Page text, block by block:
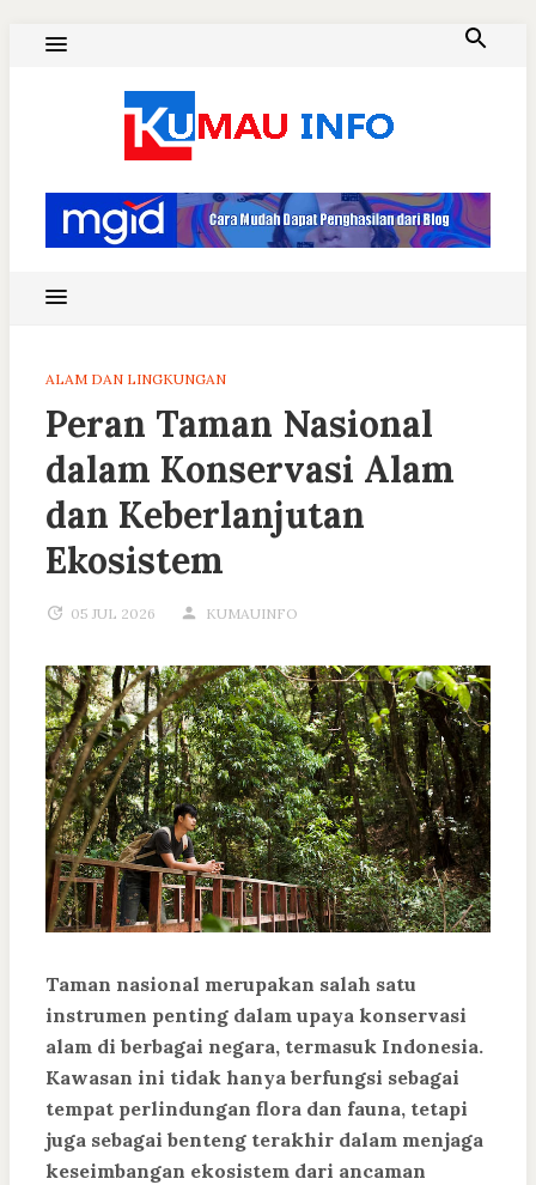
ALAM DAN LINGKUNGAN
Peran Taman Nasional
dalam Konservasi Alam
dan Keberlanjutan
Ekosistem
05 JUL 2026 KUMAUINFO
Taman nasional merupakan salah satu
instrumen penting dalam upaya konservasi
alam di berbagai negara, termasuk Indonesia.
Kawasan ini tidak hanya berfungsi sebagai
tempat perlindungan flora dan fauna, tetapi
juga sebagai benteng terakhir dalam menjaga
keseimbangan ekosistem dari ancaman